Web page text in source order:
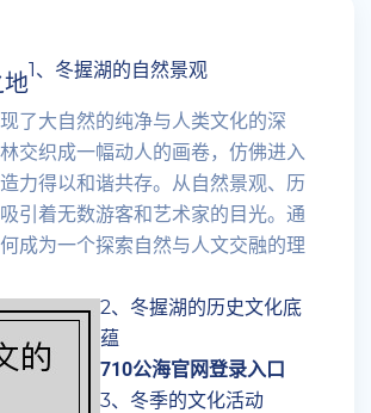
了大自然的纯净与人类文化的深
交织成一幅动人的画卷，仿佛进入
力得以和谐共存。从自然景观、历
引着无数游客和艺术家的目光。通
成为一个探索自然与人文交融的理
1、冬握湖的自然景观
2、冬握湖的历史文化底
蕴
710公海官网登录入口
3、冬季的文化活动